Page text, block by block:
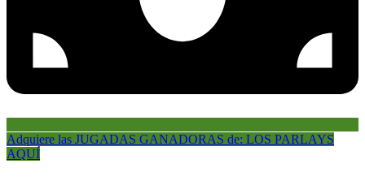
Adquiere las JUGADAS GANADORAS de: LOS PARLAYS
AQUÍ